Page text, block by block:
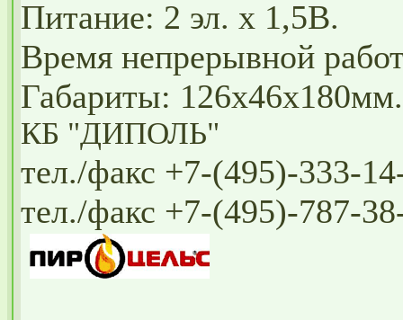
Питание: 2 эл. х 1,5В.
Время непрерывной
Габариты:
КБ "ДИПОЛЬ"
тел./факс +7-(495)-333-
тел./факс +7-(495)-787-